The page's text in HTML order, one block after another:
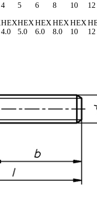
4 5 6 8 10
12
HEX
4.0
HEX
5.0
HEX
6.0
HEX
8.0
HEX
10
12